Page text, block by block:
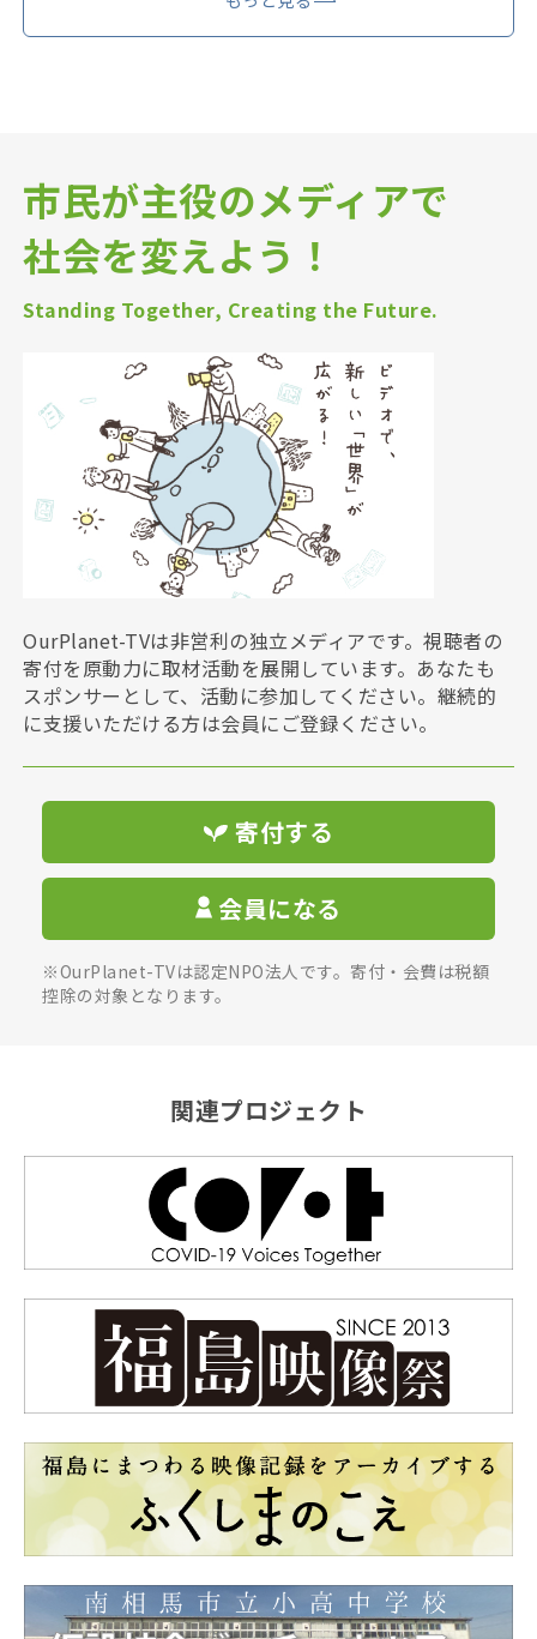
市民が主役のメディアで
社会を変えよう！
Standing Together, Creating the Future.
OurPlanet-TVは非営利の独立メディアです。視聴者の
寄付を原動力に取材活動を展開しています。あなたも
スポンサーとして、活動に参加してください。継続的
に支援いただける方は会員にご登録ください。
寄付する
会員になる
※OurPlanet-TVは認定NPO法人です。寄付・会費は税額
控除の対象となります。
関連プロジェクト